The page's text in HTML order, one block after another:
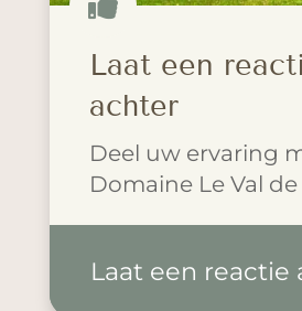
Laat een
achter
Deel uw ervaring
Domaine Le Val de
Laat een reactie